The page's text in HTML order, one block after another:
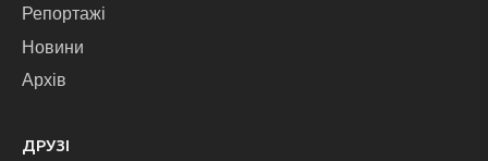
Репортажі
Новини
Архів
ДРУЗІ